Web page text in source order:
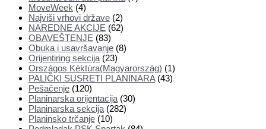
MoveWeek (4)
Najviši vrhovi države (2)
NAREDNE AKCIJE (62)
OBAVEŠTENJE (83)
Obuka i usavršavanje (8)
Orijentiring sekcija (23)
Országos Kéktúra(Magyarország) (1)
PALIČKI SUSRETI PLANINARA(43)
Pešačenje (120)
Planinarska orijentacija (30)
Planinarska sekcija (282)
Planinsko trčanje (10)